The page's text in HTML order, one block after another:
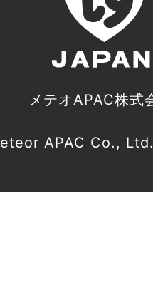
メテオAPAC株式
APAC Co.,